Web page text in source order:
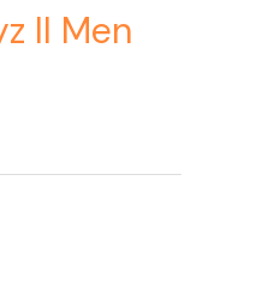
II Men